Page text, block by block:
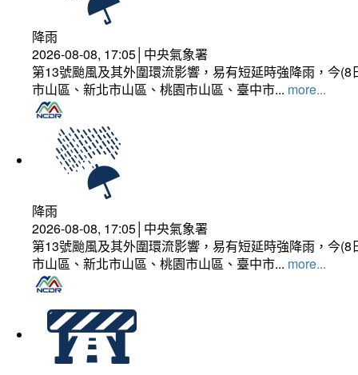
降雨
2026-08-08, 17:05│中央氣象署
第13號颱風及其外圍環流影響，易有短延時強降雨，今
市山區、新北市山區、桃園市山區、臺中市... more...
降雨
2026-08-08, 17:05│中央氣象署
第13號颱風及其外圍環流影響，易有短延時強降雨，今
市山區、新北市山區、桃園市山區、臺中市... more...